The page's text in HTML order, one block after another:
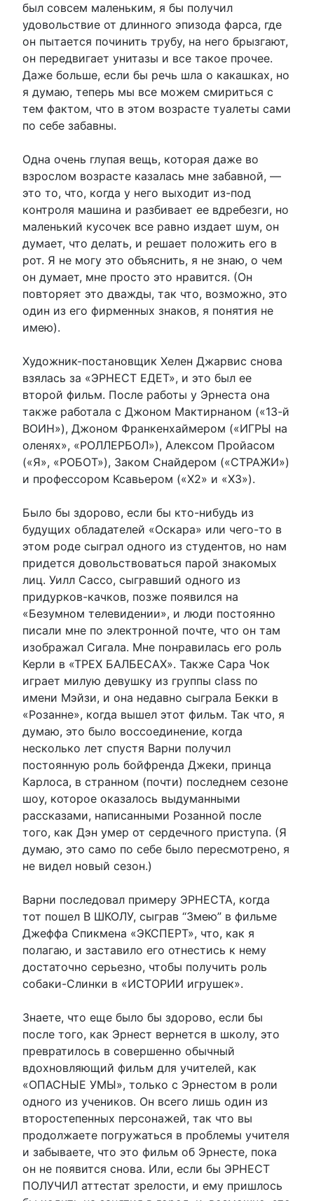
был совсем маленьким, я бы получил
удовольствие от длинного эпизода фарса, где
он пытается починить трубу, на него брызгают,
он передвигает унитазы и все такое прочее.
Даже больше, если бы речь шла о какашках, но
я думаю, теперь мы все можем смириться с
тем фактом, что в этом возрасте туалеты сами
по себе забавны.
Одна очень глупая вещь, которая даже во
взрослом возрасте казалась мне забавной, —
это то, что, когда у него выходит из-под
контроля машина и разбивает ее вдребезги, но
маленький кусочек все равно издает шум, он
думает, что делать, и решает положить его в
рот. Я не могу это объяснить, я не знаю, о чем
он думает, мне просто это нравится. (Он
повторяет это дважды, так что, возможно, это
один из его фирменных знаков, я понятия не
имею).
Художник-постановщик Хелен Джарвис снова
взялась за «ЭРНЕСТ ЕДЕТ», и это был ее
второй фильм. После работы у Эрнеста она
также работала с Джоном Мактирнаном («13-й
ВОИН»), Джоном Франкенхаймером («ИГРЫ на
оленях», «РОЛЛЕРБОЛ»), Алексом Пройасом
(«Я», «РОБОТ»), Заком Снайдером («СТРАЖИ»)
и профессором Ксавьером («Х2» и «Х3»).
Было бы здорово, если бы кто-нибудь из
будущих обладателей «Оскара» или чего-то в
этом роде сыграл одного из студентов, но нам
придется довольствоваться парой знакомых
лиц. Уилл Сассо, сыгравший одного из
придурков-качков, позже появился на
«Безумном телевидении», и люди постоянно
писали мне по электронной почте, что он там
изображал Сигала. Мне понравилась его роль
Керли в «ТРЕХ БАЛБЕСАХ». Также Сара Чок
играет милую девушку из группы class по
имени Мэйзи, и она недавно сыграла Бекки в
«Розанне», когда вышел этот фильм. Так что, я
думаю, это было воссоединение, когда
несколько лет спустя Варни получил
постоянную роль бойфренда Джеки, принца
Карлоса, в странном (почти) последнем сезоне
шоу, которое оказалось выдуманными
рассказами, написанными Розанной после
того, как Дэн умер от сердечного приступа. (Я
думаю, это само по себе было пересмотрено, я
не видел новый сезон.)
Варни последовал примеру ЭРНЕСТА, когда
тот пошел В ШКОЛУ, сыграв “Змею” в фильме
Джеффа Спикмена «ЭКСПЕРТ», что, как я
полагаю, и заставило его отнестись к нему
достаточно серьезно, чтобы получить роль
собаки-Слинки в «ИСТОРИИ игрушек».
Знаете, что еще было бы здорово, если бы
после того, как Эрнест вернется в школу, это
превратилось в совершенно обычный
вдохновляющий фильм для учителей, как
«ОПАСНЫЕ УМЫ», только с Эрнестом в роли
одного из учеников. Он всего лишь один из
второстепенных персонажей, так что вы
продолжаете погружаться в проблемы учителя
и забываете, что это фильм об Эрнесте, пока
он не появится снова. Или, если бы ЭРНЕСТ
ПОЛУЧИЛ аттестат зрелости, и ему пришлось